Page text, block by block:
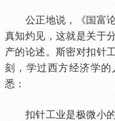
公正地说，《
富
真知灼见，这就是关于
产的论述。斯密对扣针
刻，学过西方经济学
悉：
扣针工业是极微小的